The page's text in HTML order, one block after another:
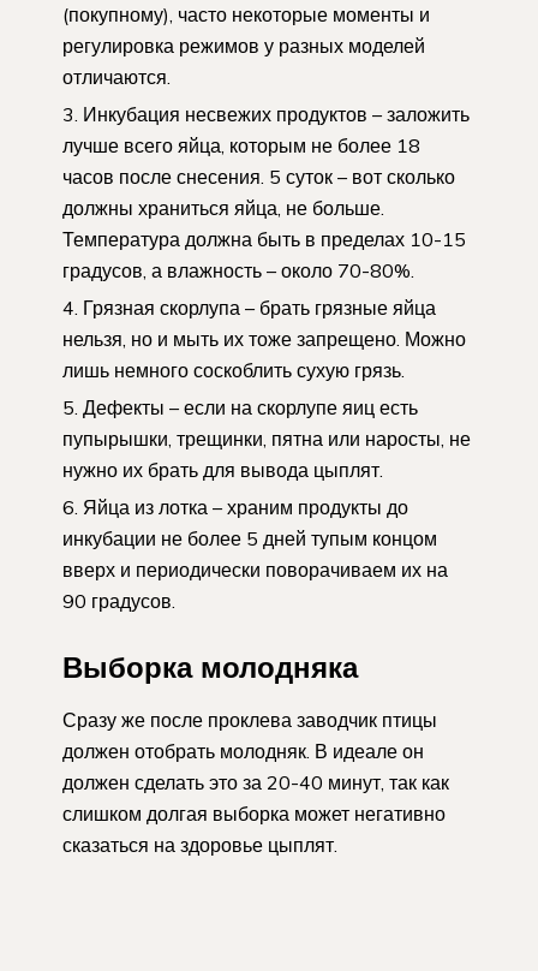
(покупному), часто некоторые моменты и
регулировка режимов у разных моделей
отличаются.
Инкубация несвежих продуктов – заложить
лучше всего яйца, которым не более 18
часов после снесения. 5 суток – вот сколько
должны храниться яйца, не больше.
Температура должна быть в пределах 10-15
градусов, а влажность – около 70-80%.
Грязная скорлупа – брать грязные яйца
нельзя, но и мыть их тоже запрещено. Можно
лишь немного соскоблить сухую грязь.
Дефекты – если на скорлупе яиц есть
пупырышки, трещинки, пятна или наросты, не
нужно их брать для вывода цыплят.
Яйца из лотка – храним продукты до
инкубации не более 5 дней тупым концом
вверх и периодически поворачиваем их на
90 градусов.
Выборка молодняка
Сразу же после проклева заводчик птицы
должен отобрать молодняк. В идеале он
должен сделать это за 20-40 минут, так как
слишком долгая выборка может негативно
сказаться на здоровье цыплят.